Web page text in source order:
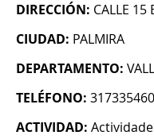
DIRECCIÓN: CALLE 15
CIUDAD: PALMIRA
DEPARTAMENTO:
TELÉFONO:
ACTIVIDAD: